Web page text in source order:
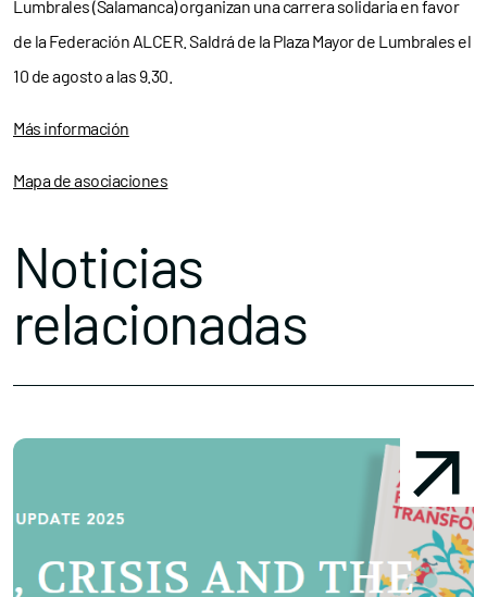
Lumbrales (Salamanca) organizan una carrera solidaria en favor
de la Federación ALCER. Saldrá de la Plaza Mayor de Lumbrales el
10 de agosto a las 9.30.
Más información
Mapa de asociaciones
Noticias
relacionadas